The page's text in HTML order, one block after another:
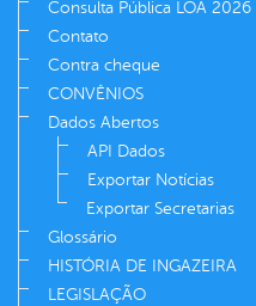
Consulta Pública LOA 2026
Contato
Contra cheque
CONVÊNIOS
Dados Abertos
API Dados
Exportar Notícias
Exportar Secretarias
Glossário
HISTÓRIA DE INGAZEIRA
LEGISLAÇÃO